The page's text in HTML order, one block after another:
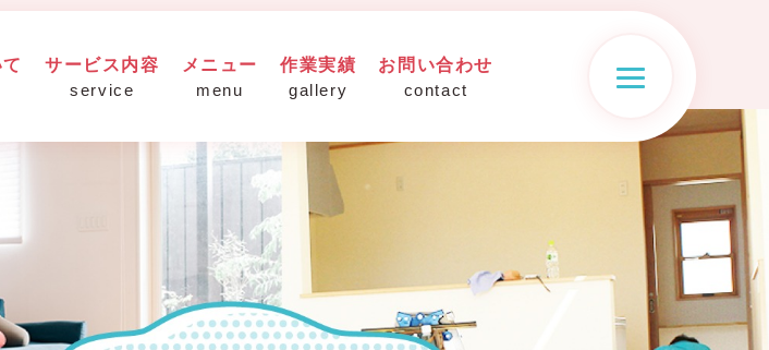
サービス内容
service
メニュー
menu
作業実績
gallery
お問い合わせ
contact